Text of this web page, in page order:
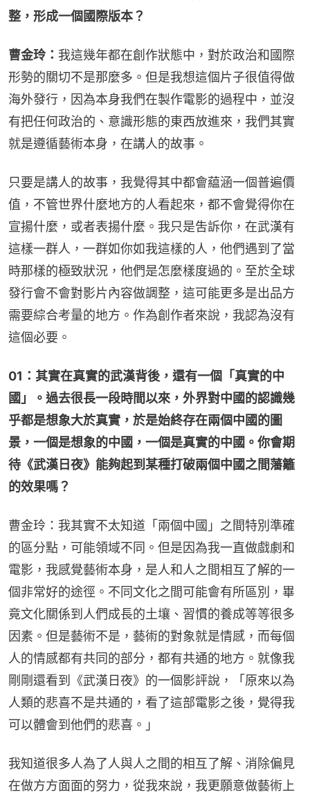
整，形成一個國際版本？
曹金玲： 我這幾年都在創作狀態中，對於政治和國際
形勢的關切不是那麼多。但是我想這個片子很值得做
海外發行，因為本身我們在製作電影的過程中，並沒
有把任何政治的、意識形態的東西放進來，我們其實
就是遵循藝術本身，在講人的故事。
只要是講人的故事，我覺得其中都會藴涵一個普遍價
值，不管世界什麼地方的人看起來，都不會覺得你在
宣揚什麼，或者表揚什麼。我只是吿訴你，在武漢有
這樣一群人，一群如你如我這樣的人，他們遇到了當
時那樣的極致狀況，他們是怎麼樣度過的。至於全球
發行會不會對影片內容做調整，這可能更多是出品方
需要綜合考量的地方。作為創作者來說，我認為沒有
這個必要。
01：其實在真實的武漢背後，還有一個「真實的中
國」。過去很長一段時間以來，外界對中國的認識幾
乎都是想象大於真實，於是始終存在兩個中國的圖
景，一個是想象的中國，一個是真實的中國。你會期
待《武漢日夜》能夠起到某種打破兩個中國之間藩籬
的效果嗎？
曹金玲：我其實不太知道「兩個中國」之間特別準確
的區分點，可能領域不同。但是因為我一直做戲劇和
電影，我感覺藝術本身，是人和人之間相互了解的一
個非常好的途徑。不同文化之間可能會有所區別，畢
竟文化關係到人們成長的土壤、習慣的養成等等很多
因素。但是藝術不是，藝術的對象就是情感，而每個
人的情感都有共同的部分，都有共通的地方。就像我
剛剛還看到《武漢日夜》的一個影評說，「原來以為
人類的悲喜不是共通的，看了這部電影之後，覺得我
可以體會到他們的悲喜。」
我知道很多人為了人與人之間的相互了解、消除偏見
在做方方面面的努力，從我來說，我更願意做藝術上